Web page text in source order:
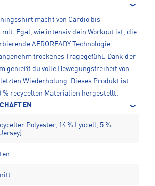
macht von Cardio bis
Egal, wie intensiv dein Workout ist, die
AEROREADY Technologie
trockenes Tragegefühl. Dank der
genießt du volle Bewegungsfreiheit von
Wiederholung. Dieses Produkt ist
% recycelten Materialien hergestellt.
Polyester, 14 % Lyocell, 5 %